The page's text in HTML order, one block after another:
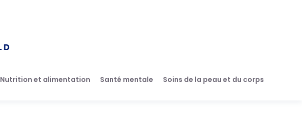
Nutrition et alimentation Santé mentale Soins de la peau et du corps